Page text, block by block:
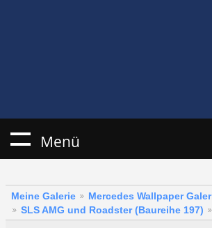
Menü
Meine Galerie Mercedes Wallpaper
SLS AMG und Roadster (Baureihe 197)